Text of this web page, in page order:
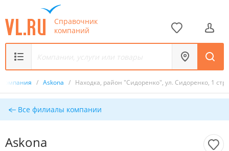
Справочник
компаний
компания / Askona / Находка, район "Сидоренко", ул. Сидоренко, 1 стр.
Все филиалы компании
Askona